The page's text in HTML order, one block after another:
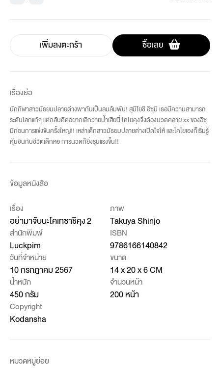
เพิ่มลงตะกร้า ซื้อเลย
เรื่องย่อ
นักกีฬาสาวมัธยมปลายต่างพากันเป็นลมล้มพับ! สุมิโยชิ อิซุมิ เธอมีความสามารถ
ระดับโลกแท้ๆ แต่กลับคิดอยากเลิกว่ายน้ำเสียนี่ โคโยคุงจึงต้องนวดคลาย xx ของอิซุ
มิก่อนการแข่งขันครั้งใหญ่!! เหล่าเด็กสาวมัธยมปลายต่างเปิดใจให้ และโคโยเองก็เริ่มรู้
คุ้นชินกับชีวิตเด็กหอ การนวดก็ยิ่งรุนแรงขึ้น!!
ข้อมูลหนังสือ
เรื่อง
อย่ามาจับนะโคเทซาชิคุง 2
ภาพ
Takuya Shinjo
สำนักพิมพ์
Luckpim
ISBN
9786166140842
วันที่จำหน่าย
10 กรกฎาคม 2567
ขนาด
14 x 20 x 6 CM
น้ำหนัก
450 กรัม
จำนวนหน้า
200 หน้า
Copyright
Kodansha
หมวดหมู่ย่อย